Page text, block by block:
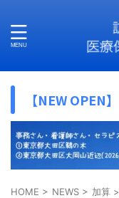
【NEW OPEN
HOME > NEWS > 加算 >